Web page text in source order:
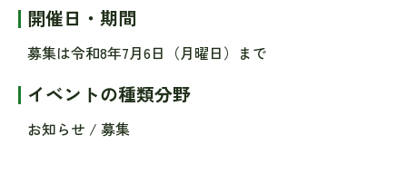
開催日・期間
募集は令和8年7月6日（月曜日）まで
イベントの種類分野
お知らせ / 募集